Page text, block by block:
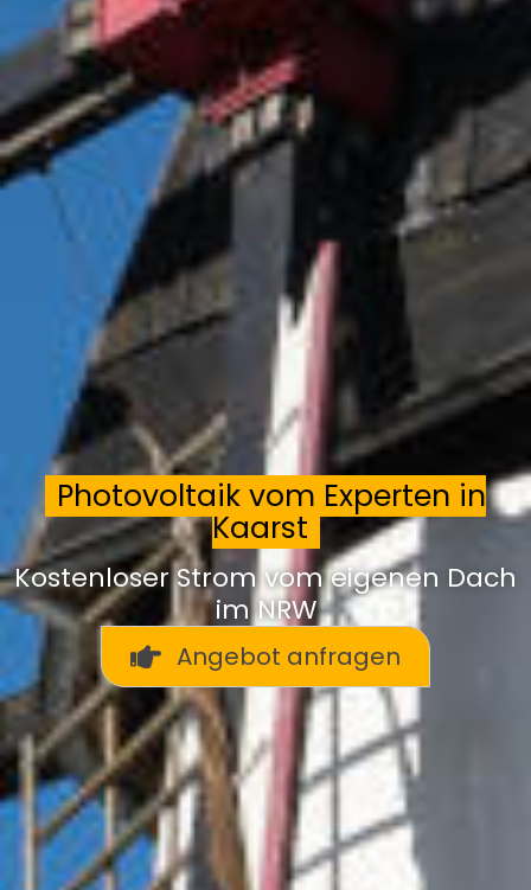
Photovoltaik vom Experten in
Kaarst
Kostenloser Strom vom eigenen Dach
im NRW
Angebot anfragen